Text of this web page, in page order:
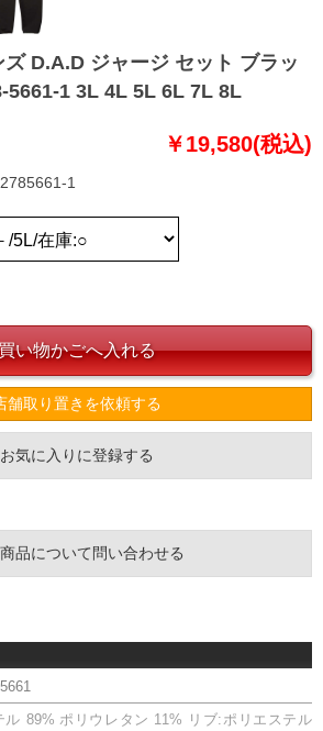
D.A.D ジャージ セット ブラッ
5661-1 3L 4L 5L 6L 7L 8L
￥19,580(税込)
1
舗取り置きを依頼する
お気に入りに登録する
品について問い合わせる
89% ポリウレタン 11% リブ:ポリエステル